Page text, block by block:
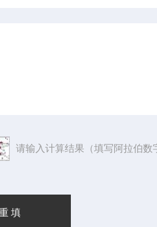
请输入计算结果（填写阿拉伯数